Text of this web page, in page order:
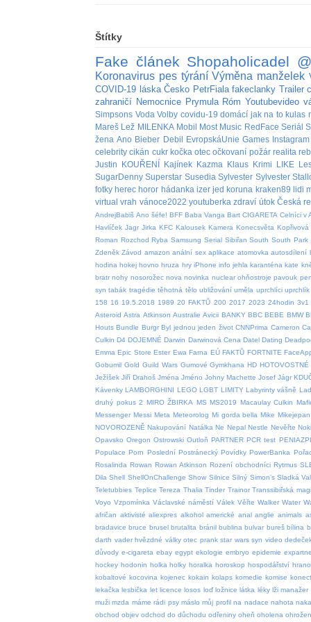
Štítky
Fake článek Shopaholicadel
Koronavirus pes týrání Výměna manželek
COVID-19 láska Česko PetrFiala fakeclanky Trailer
zahraničí Nemocnice Prymula Róm Youtubevideo
Simpsons Voda Volby covidu-19 domácí jak na to kulas
Mareš Lež MILENKA Mobil Most Music RedFace Seriál
žena Ano Bieber Debil EvropskáUnie Games Instagram
celebrity cikán cukr kočka otec očkovaní požár realita
Justin
KOUŘENÍ Kajínek Kazma Klaus Krimi LIKE
SugarDenny Superstar Susedia Sylvester Sylvester
fotky herec horor hádanka izer jed koruna kraken89 lidi
virtual vrah vánoce2022 youtuberka zdraví útok Česká
AndrejBabiš Ano šéfe! BFF Baba Vanga Bart CIGARETA Celníci v
Havlíček Jagr Jirka KFC Kalousek Kamera Konecsvěta Kopřivová
Roman Rozchod Ryba Samsung Serial Sibiřan South South Park
Zdeněk Závod amazon anální sex aplikace atomovka autosdílení
hodina hokej hovno hruza hry iPhone info jehla karanténa kate
bratr nohy nosorožec nova novinka nuclear ohňostroje pavouk
syn tabák tragédie těhotná tělo ubližování uměla uprchlíci uprchlík
158 16 19.5.2018 1989 20 FAKTŮ 200 2017 2023 24hodin 3v1
Asteroid Astra Atkinson Australie Avicii BANKY BBC BEBE BMW
Houts Bundle Burgr Byl jednou jeden život CNNPrima Cameron
Culkin D4 DOJEMNÉ Darwin Darwinová Cena Datel Dating
Emma Epic Store Ester Ewa Farna EÚ FAKTŮ FORTNITE
Gobumil Gold Guild Wars Gumové Gymkhana HD HOTOVOSTNÉ
Ježíšek Jiří Drahoš Jména Jméno Johny Machette Josef Jágr
Kávenky LAMBORGHINI LEGO LGBT LIMITY Labyrinty vášně
druhý pokus 2 MIRO ŽBIRKA MS MS2019 Macaulay Culkin
Messenger Messi Meta Meteorolog Mi gorda bella Mike Mikejepan
NOVOROZENĚ Nakupování Natálka Ne Nepal Nestle Nevěřte
Opavsko Oregon Ostrowski Outloň PARTNER PCR test
Populace Porn Poslední Postránecký Povídky PowerBanka
Rosalinda Rowan Rowan Atkinson Rození obchodníci Rytmus
Dila Shell ShellOnChallenge Show Silnice Silný Simon’s Sladká
Teletubbies Teplice Tereza Thalia Tinder Trainor Transsibiřská
Voyo Vzpomínka Václavské náměstí Válek Věřte Walker Water
afričan aktivisté aliexpres alkohol americké anal anglie animals
bradavice bruce brusel brutalita bránil bublina bulvar bureš bílina
darth vader hvězdné války otec prank star wars syn video
důvody e-cigareta ebay egypt ekologie embryo epidemie
hockey hodonin holka holky horalka horoskop hospodářství
kobaltové kocovina kojenec kokain kolaps komedie komise
lekačka lesbička let licence losos loď ložnice látka léky lži manažer
muži mzda máme rádi psy máslo můj profil na nadace nahota
obchod objev odchod do důchodu odřeniny oheň oholena